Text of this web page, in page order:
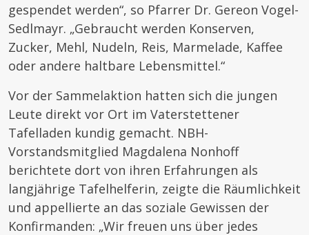
gespendet werden“, so Pfarrer Dr. Gereon Vogel-
Sedlmayr. „Gebraucht werden Konserven,
Zucker, Mehl, Nudeln, Reis, Marmelade, Kaffee
oder andere haltbare Lebensmittel.“
Vor der Sammelaktion hatten sich die jungen
Leute direkt vor Ort im Vaterstettener
Tafelladen kundig gemacht. NBH-
Vorstandsmitglied Magdalena Nonhoff
berichtete dort von ihren Erfahrungen als
langjährige Tafelhelferin, zeigte die Räumlichkeit
und appellierte an das soziale Gewissen der
Konfirmanden: „Wir freuen uns über jedes